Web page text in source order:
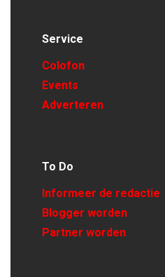
Service
Colofon
Events
Adverteren
To Do
Informeer de redactie
Blogger worden
Partner worden